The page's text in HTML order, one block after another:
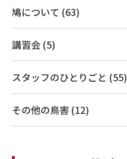
鳩について (63)
講習会 (5)
スタッフのひとりごと (55)
その他の鳥害 (12)